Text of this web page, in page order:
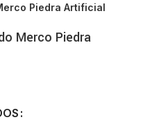
Piedra Artificial
Merco Piedra